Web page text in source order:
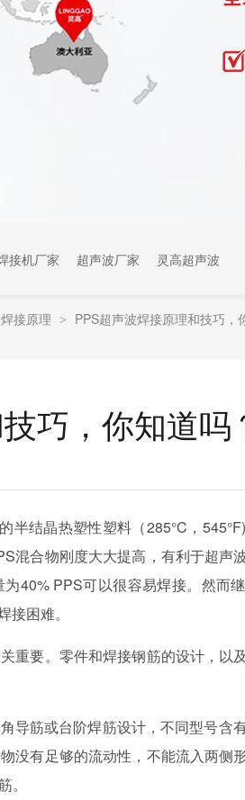
接机厂家 超声波厂家 灵高超声波
接原理 > PPS超声波焊接原理和技巧，
巧，你知道吗
半结晶热塑性塑料（285°C，
混合物刚度大大提高，有利于超声
40% PPS可以很容易焊接。然而
困难。
重要。零件和焊接钢筋的设计，以
导筋或台阶焊筋设计，不同型号含
没有足够的流动性，不能流入两侧